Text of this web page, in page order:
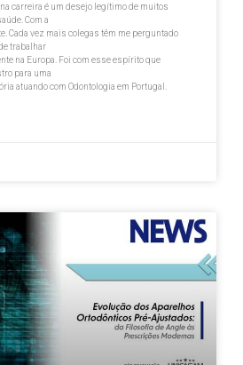
carreira é um desejo legítimo de muitos
Com a
Cada vez mais colegas têm me perguntado
trabalhar
na Europa. Foi com esse espírito que
para uma
atuando com Odontologia em Portugal.